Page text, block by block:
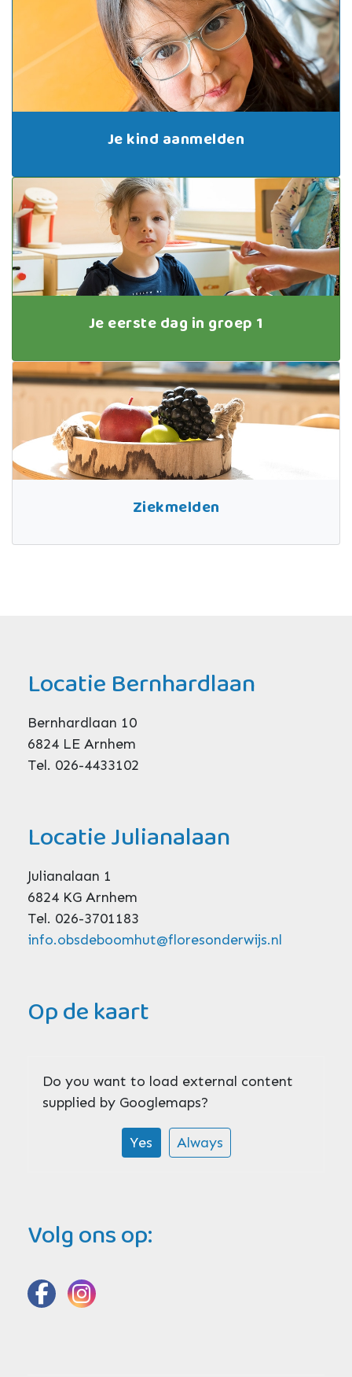
Je kind aanmelden
Je eerste dag in groep 1
Ziekmelden
Locatie Bernhardlaan
Bernhardlaan 10
6824 LE Arnhem
Tel. 026-4433102
Locatie Julianalaan
Julianalaan 1
6824 KG Arnhem
Tel. 026-3701183
info.obsdeboomhut@floresonderwijs.nl
Op de kaart
Do you want to load external content
supplied by Googlemaps?
Yes Always
Volg ons op: